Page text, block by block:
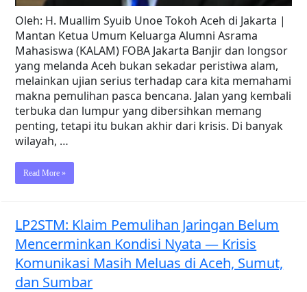
Oleh: H. Muallim Syuib Unoe Tokoh Aceh di Jakarta |
Mantan Ketua Umum Keluarga Alumni Asrama
Mahasiswa (KALAM) FOBA Jakarta Banjir dan longsor
yang melanda Aceh bukan sekadar peristiwa alam,
melainkan ujian serius terhadap cara kita memahami
makna pemulihan pasca bencana. Jalan yang kembali
terbuka dan lumpur yang dibersihkan memang
penting, tetapi itu bukan akhir dari krisis. Di banyak
wilayah, …
Read More »
LP2STM: Klaim Pemulihan Jaringan Belum
Mencerminkan Kondisi Nyata — Krisis
Komunikasi Masih Meluas di Aceh, Sumut,
dan Sumbar